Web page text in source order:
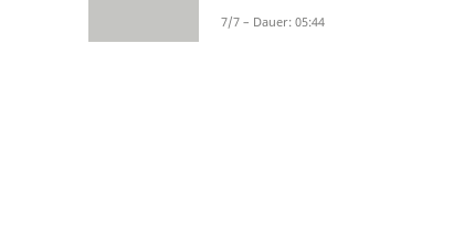
7/7 – Dauer: 05:44